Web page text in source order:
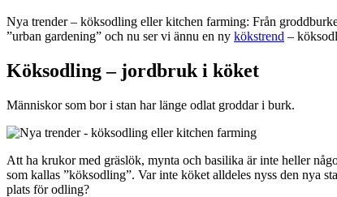
Nya trender – köksodling eller kitchen farming: Från
”urban gardening” och nu ser vi ännu en ny kökstrend –
Köksodling – jordbruk i köket
Människor som bor i stan har länge odlat groddar i burk.
Att ha krukor med gräslök, mynta och basilika är inte heller
som kallas ”köksodling”. Var inte köket alldeles nyss den nya
plats för odling?